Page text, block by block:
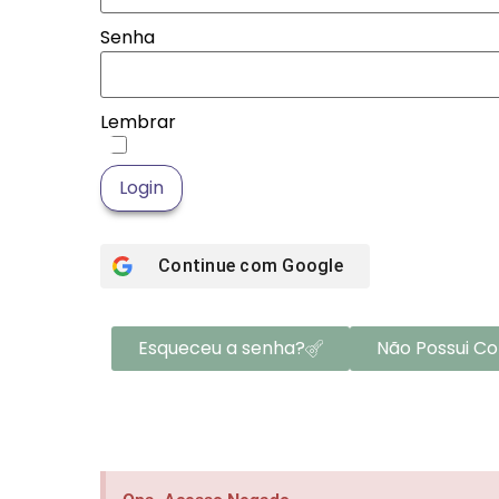
Senha
Lembrar
Login
Continue com Google
Esqueceu a senha? Não Possui